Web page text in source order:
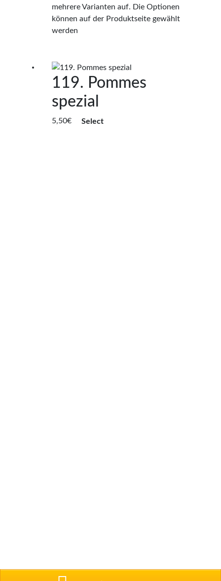
mehrere Varianten auf. Die Optionen
können auf der Produktseite gewählt
werden
119. Pommes
spezial
5,50€ Select